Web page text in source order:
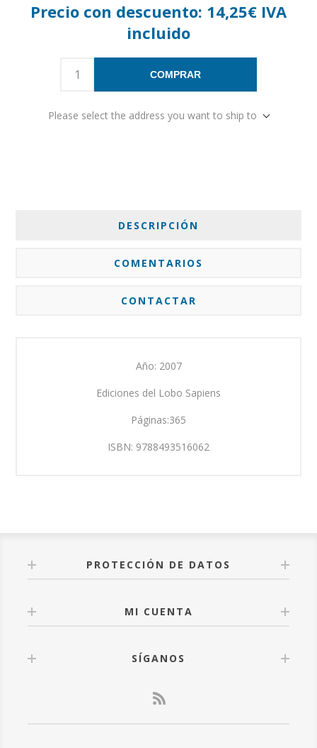
Precio con descuento: 14,25€ IVA
incluido
COMPRAR
Please select the address you want to ship to
DESCRIPCIÓN
COMENTARIOS
CONTACTAR
Año: 2007
Ediciones del Lobo Sapiens
Páginas:365
ISBN: 9788493516062
PROTECCIÓN DE DATOS
MI CUENTA
SÍGANOS